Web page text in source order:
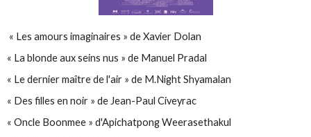
« Les amours imaginaires » de Xavier Dolan
« La blonde aux seins nus » de Manuel Pradal
« Le dernier maître de l'air » de M.Night Shyamalan
« Des filles en noir » de Jean-Paul Civeyrac
« Oncle Boonmee » d'Apichatpong Weerasethakul